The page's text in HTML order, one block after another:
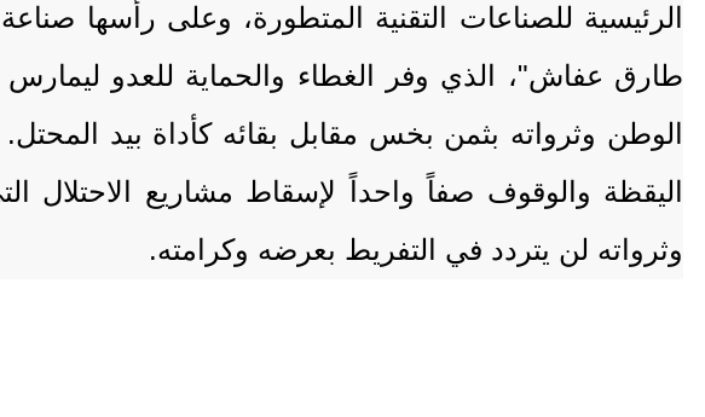
الرئيسية للصناعات التقنية المتطورة، وعلى رأسها
طارق عفاش"، الذي وفر الغطاء والحماية للعدو
الوطن وثرواته بثمن بخس مقابل بقائه كأداة بيد
اليقظة والوقوف صفاً واحداً لإسقاط مشاريع
وثرواته لن يتردد في التفريط بعرضه وكرامته.